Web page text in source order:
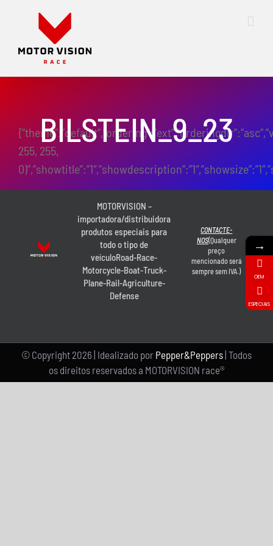
content
BILSTEIN_9_23
255, 255,
MOTORVISION –
importadora/distribuidora
produtos especiais para
todo o tipo de
veículoRoad-Race-
Motorcycle-Boat-Truck-
Plane-Rail-Agriculture-
Defense
CONTACTE-
NOS(Qualquer
preço
mencionado será
sempre sem IVA.)
© Copyright 2026 | Idealizado por Pepper&Peppers | Todos
os direitos reservados a MOTORVISION race®
→
OEM
ESPECIAIS